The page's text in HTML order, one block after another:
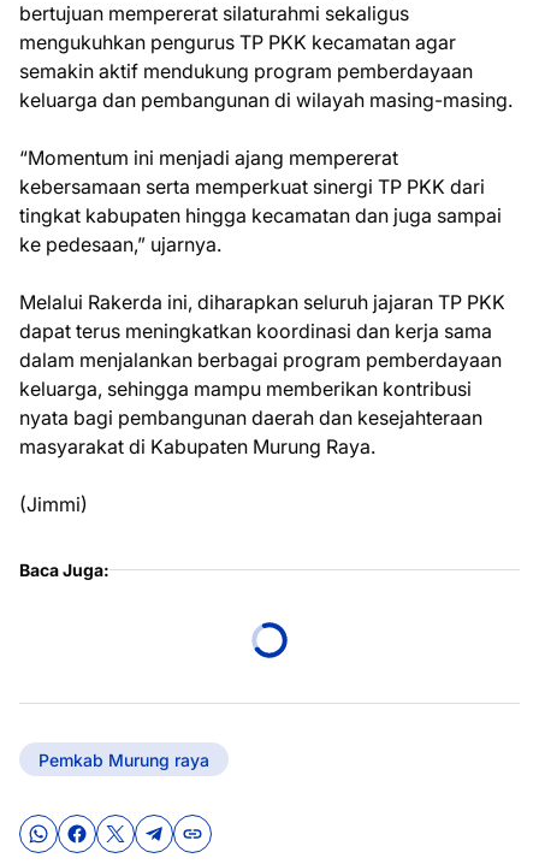
bertujuan mempererat silaturahmi sekaligus
mengukuhkan pengurus TP PKK kecamatan agar
semakin aktif mendukung program pemberdayaan
keluarga dan pembangunan di wilayah masing-masing.
“Momentum ini menjadi ajang mempererat
kebersamaan serta memperkuat sinergi TP PKK dari
tingkat kabupaten hingga kecamatan dan juga sampai
ke pedesaan,” ujarnya.
Melalui Rakerda ini, diharapkan seluruh jajaran TP PKK
dapat terus meningkatkan koordinasi dan kerja sama
dalam menjalankan berbagai program pemberdayaan
keluarga, sehingga mampu memberikan kontribusi
nyata bagi pembangunan daerah dan kesejahteraan
masyarakat di Kabupaten Murung Raya.
(Jimmi)
Baca Juga:
Pemkab Murung raya